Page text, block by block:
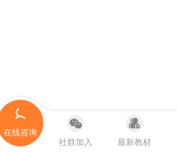
在线咨询
社群加入
最新教材